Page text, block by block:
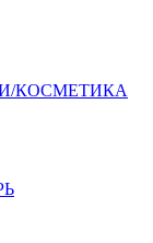
КОСМЕТИКА